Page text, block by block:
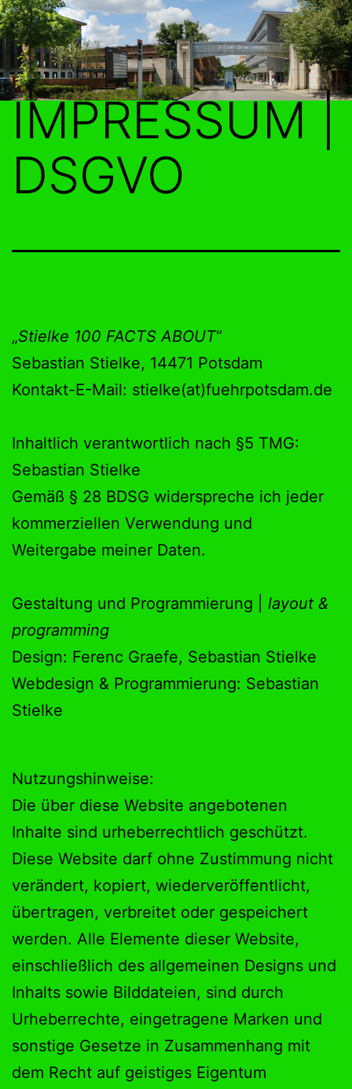
Zum
Inhalt
springen
IMPRESSUM |
DSGVO
„Stielke 100 FACTS ABOUT“
Sebastian Stielke, 14471 Potsdam
Kontakt-E-Mail: stielke(at)fuehrpotsdam.de
Inhaltlich verantwortlich nach §5 TMG:
Sebastian Stielke
Gemäß § 28 BDSG widerspreche ich jeder
kommerziellen Verwendung und
Weitergabe meiner Daten.
Gestaltung und Programmierung | layout &
programming
Design: Ferenc Graefe, Sebastian Stielke
Webdesign & Programmierung: Sebastian
Stielke
Nutzungshinweise:
Die über diese Website angebotenen
Inhalte sind urheberrechtlich geschützt.
Diese Website darf ohne Zustimmung nicht
verändert, kopiert, wiederveröffentlicht,
übertragen, verbreitet oder gespeichert
werden. Alle Elemente dieser Website,
einschließlich des allgemeinen Designs und
Inhalts sowie Bilddateien, sind durch
Urheberrechte, eingetragene Marken und
sonstige Gesetze in Zusammenhang mit
dem Recht auf geistiges Eigentum